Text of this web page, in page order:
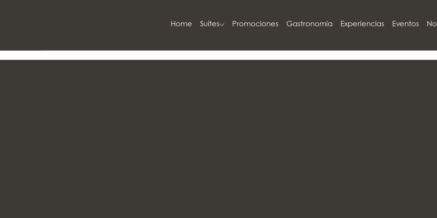
Home Suites Promociones Gastronomía Experiencias Eventos